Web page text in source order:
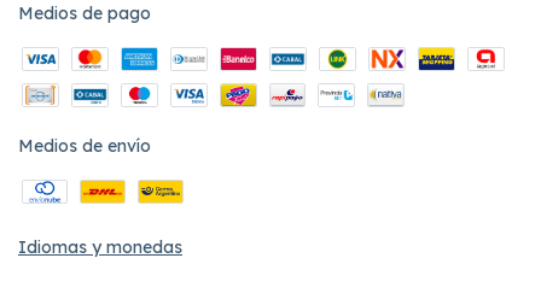
Medios de pago
Medios de envío
Idiomas y monedas